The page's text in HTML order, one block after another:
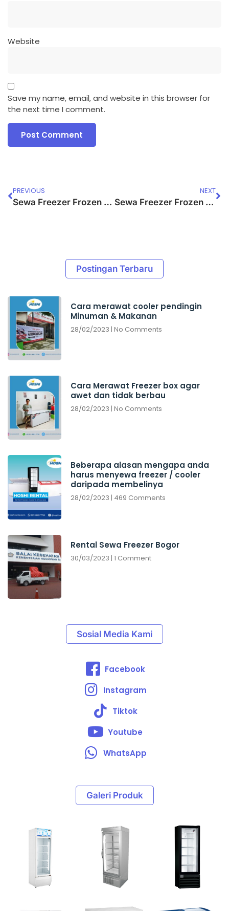
Website
Save my name, email, and website in this browser for
the next time I comment.
PREVIOUS
Sewa Freezer Frozen Food Kota Cimahi
NEXT
Sewa Freezer Frozen Food Bekasi Timur
Postingan Terbaru
Cara merawat cooler pendingin
Minuman & Makanan
28/02/2023 No Comments
Cara Merawat Freezer box agar
awet dan tidak berbau
28/02/2023 No Comments
Beberapa alasan mengapa anda
harus menyewa freezer / cooler
daripada membelinya
28/02/2023 469 Comments
Rental Sewa Freezer Bogor
30/03/2023 1 Comment
Sosial Media Kami
Facebook
Instagram
Tiktok
Youtube
WhatsApp
Galeri Produk